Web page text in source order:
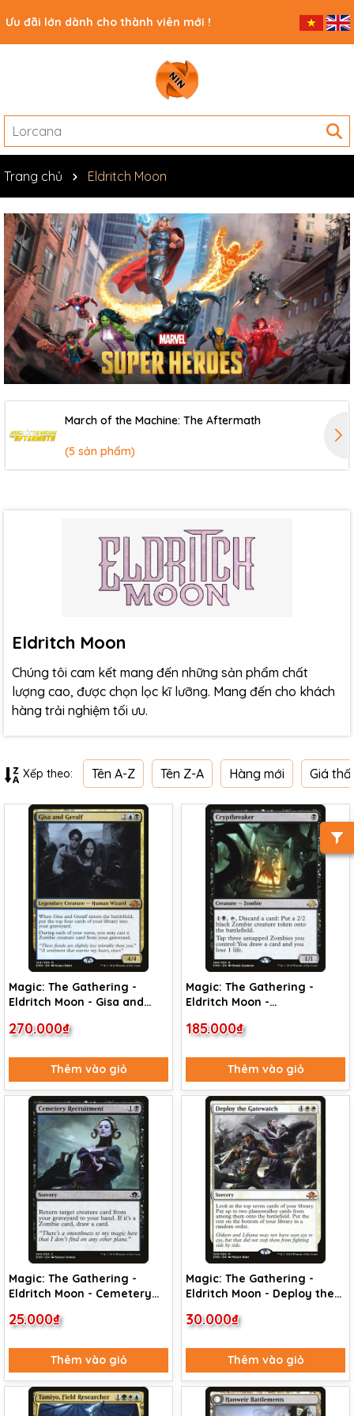
Ưu đãi lớn dành cho thành viên mới !
Trang chủ Eldritch Moon
March of the Machine: The Aftermath
(5 sản phẩm)
Eldritch Moon
Chúng tôi cam kết mang đến những sản phẩm chất
lượng cao, được chọn lọc kĩ lưỡng. Mang đến cho khách
hàng trải nghiệm tối ưu.
Xếp theo: Tên A-Z Tên Z-A Hàng mới Giá
Magic: The Gathering -
Eldritch Moon - Gisa and
270.000₫
Thêm vào giỏ
Magic: The Gathering -
Eldritch Moon -
185.000₫
Thêm vào giỏ
Magic: The Gathering -
Eldritch Moon - Cemetery
25.000₫
Thêm vào giỏ
Magic: The Gathering -
Eldritch Moon - Deploy the
30.000₫
Thêm vào giỏ